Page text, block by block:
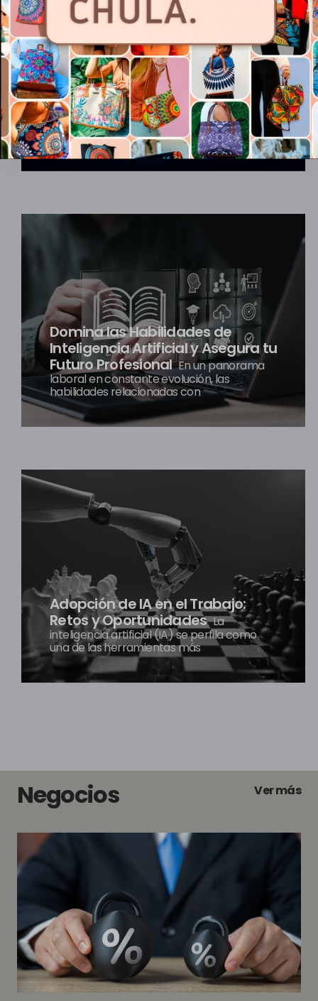
El Impacto y Futuro de la
Inteligencia Artificial en 2025La
Inteligencia Artificial (IA) continúa
consolidándose como una tecnología
Domina las Habilidades de
Inteligencia Artificial y Asegura tu
Futuro ProfesionalEn un panorama
laboral en constante evolución, las
habilidades relacionadas con
Adopción de IA en el Trabajo:
Retos y OportunidadesLa
inteligencia artificial (IA) se perfila como
una de las herramientas más
Negocios Ver más